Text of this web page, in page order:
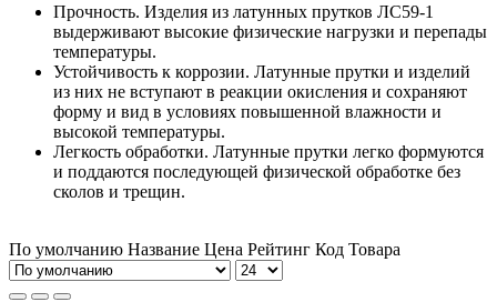
Прочность. Изделия из латунных прутков ЛС59-1
выдерживают высокие физические нагрузки и перепады
температуры.
Устойчивость к коррозии. Латунные прутки и изделий
из них не вступают в реакции окисления и сохраняют
форму и вид в условиях повышенной влажности и
высокой температуры.
Легкость обработки. Латунные прутки легко формуются
и поддаются последующей физической обработке без
сколов и трещин.
По умолчанию Название Цена Рейтинг Код Товара